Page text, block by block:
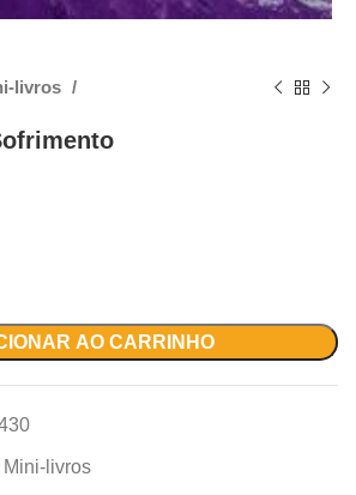
livros
AO CARRINHO
Mini-livros